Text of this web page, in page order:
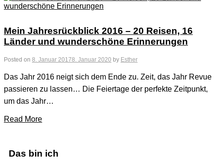
Mein Jahresrückblick 2016 – 20 Reisen, 16
Länder und wunderschöne Erinnerungen
Posted on 8. Januar 20178. Januar 2020 by Esther
Das Jahr 2016 neigt sich dem Ende zu. Zeit, das Jahr Revue
passieren zu lassen… Die Feiertage der perfekte Zeitpunkt,
um das Jahr…
Read More
Das bin ich